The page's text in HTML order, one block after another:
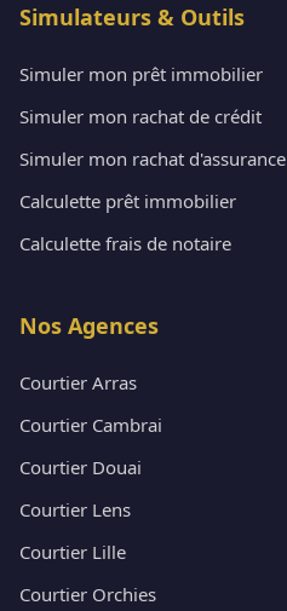
Simulateurs & Outils
Simuler mon prêt immobilier
Simuler mon rachat de crédit
Simuler mon rachat d'assurance
Calculette prêt immobilier
Calculette frais de notaire
Nos Agences
Courtier Arras
Courtier Cambrai
Courtier Douai
Courtier Lens
Courtier Lille
Courtier Orchies